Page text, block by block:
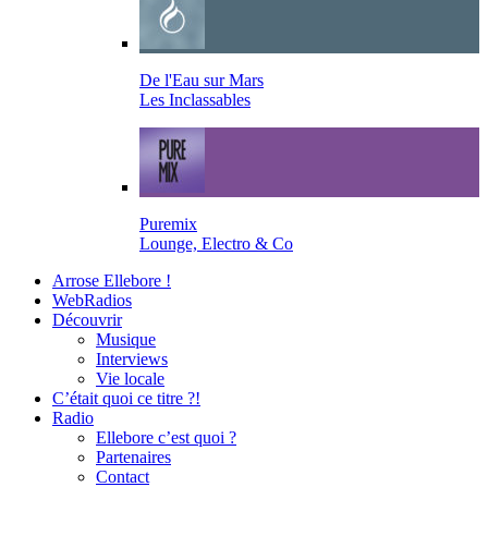
De l'Eau sur Mars
Les Inclassables
Puremix
Lounge, Electro & Co
Arrose Ellebore !
WebRadios
Découvrir
Musique
Interviews
Vie locale
C’était quoi ce titre ?!
Radio
Ellebore c’est quoi ?
Partenaires
Contact